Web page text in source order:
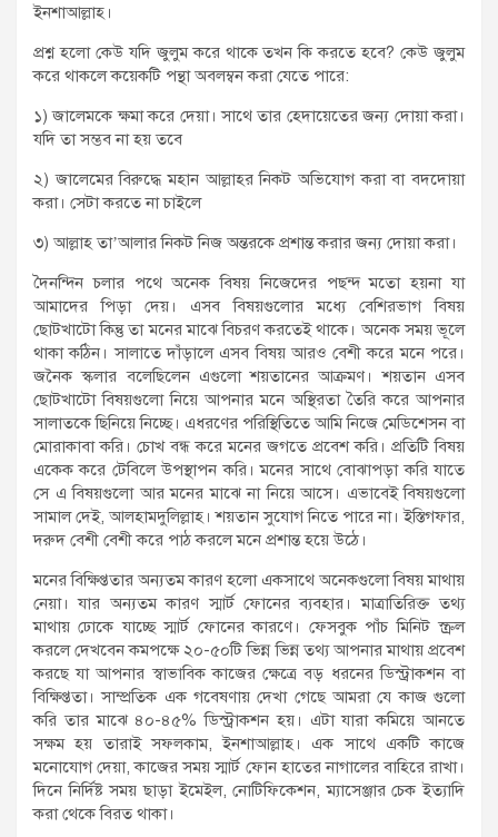
ইনশাআল্লাহ।
প্রশ্ন হলো কেউ যদি জুলুম করে থাকে তখন কি করতে হবে? কেউ জুলুম
করে থাকলে কয়েকটি পন্থা অবলম্বন করা যেতে পারে:
১) জালেমকে ক্ষমা করে দেয়া। সাথে তার হেদায়েতের জন্য দোয়া করা।
যদি তা সম্ভব না হয় তবে
২) জালেমের বিরুদ্ধে মহান আল্লাহর নিকট অভিযোগ করা বা বদদোয়া
করা। সেটা করতে না চাইলে
৩) আল্লাহ তা’আলার নিকট নিজ অন্তরকে প্রশান্ত করার জন্য দোয়া করা।
দৈনন্দিন চলার পথে অনেক বিষয় নিজেদের পছন্দ মতো হয়না যা
আমাদের পিড়া দেয়। এসব বিষয়গুলোর মধ্যে বেশিরভাগ বিষয়
ছোটখাটো কিন্তু তা মনের মাঝে বিচরণ করতেই থাকে। অনেক সময় ভূলে
থাকা কঠিন। সালাতে দাঁড়ালে এসব বিষয় আরও বেশী করে মনে পরে।
জনৈক স্কলার বলেছিলেন এগুলো শয়তানের আক্রমণ। শয়তান এসব
ছোটখাটো বিষয়গুলো নিয়ে আপনার মনে অস্থিরতা তৈরি করে আপনার
সালাতকে ছিনিয়ে নিচ্ছে। এধরণের পরিস্থিতিতে আমি নিজে মেডিশেসন বা
মোরাকাবা করি। চোখ বন্ধ করে মনের জগতে প্রবেশ করি। প্রতিটি বিষয়
একেক করে টেবিলে উপস্থাপন করি। মনের সাথে বোঝাপড়া করি যাতে
সে এ বিষয়গুলো আর মনের মাঝে না নিয়ে আসে। এভাবেই বিষয়গুলো
সামাল দেই, আলহামদুলিল্লাহ। শয়তান সুযোগ নিতে পারে না। ইস্তিগফার,
দরুদ বেশী বেশী করে পাঠ করলে মনে প্রশান্ত হয়ে উঠে।
মনের বিক্ষিপ্ততার অন্যতম কারণ হলো একসাথে অনেকগুলো বিষয় মাথায়
নেয়া। যার অন্যতম কারণ স্মার্ট ফোনের ব্যবহার। মাত্রাতিরিক্ত তথ্য
মাথায় ঢোকে যাচ্ছে স্মার্ট ফোনের কারণে। ফেসবুক পাঁচ মিনিট স্ক্রল
করলে দেখবেন কমপক্ষে ২০-৫০টি ভিন্ন ভিন্ন তথ্য আপনার মাথায় প্রবেশ
করছে যা আপনার স্বাভাবিক কাজের ক্ষেত্রে বড় ধরনের ডিস্ট্রাকশন বা
বিক্ষিপ্ততা। সাম্প্রতিক এক গবেষণায় দেখা গেছে আমরা যে কাজ গুলো
করি তার মাঝে ৪০-৪৫% ডিস্ট্রাকশন হয়। এটা যারা কমিয়ে আনতে
সক্ষম হয় তারাই সফলকাম, ইনশাআল্লাহ। এক সাথে একটি কাজে
মনোযোগ দেয়া, কাজের সময় স্মার্ট ফোন হাতের নাগালের বাহিরে রাখা।
দিনে নির্দিষ্ট সময় ছাড়া ইমেইল, নোটিফিকেশন, ম্যাসেঞ্জার চেক ইত্যাদি
করা থেকে বিরত থাকা।